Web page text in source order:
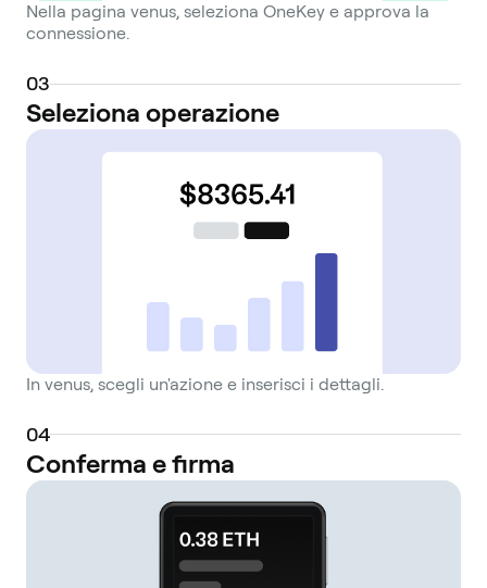
Nella pagina venus, seleziona OneKey e approva la
connessione.
03
Seleziona operazione
In venus, scegli un'azione e inserisci i dettagli.
04
Conferma e firma